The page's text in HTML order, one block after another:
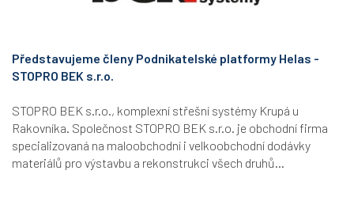
Představujeme členy Podnikatelské platformy Helas -
STOPRO BEK s.r.o.
STOPRO BEK s.r.o., komplexní střešní systémy Krupá u
Rakovníka. Společnost STOPRO BEK s.r.o. je obchodní firma
specializovaná na maloobchodní i velkoobchodní dodávky
materiálů pro výstavbu a rekonstrukci všech druhů...